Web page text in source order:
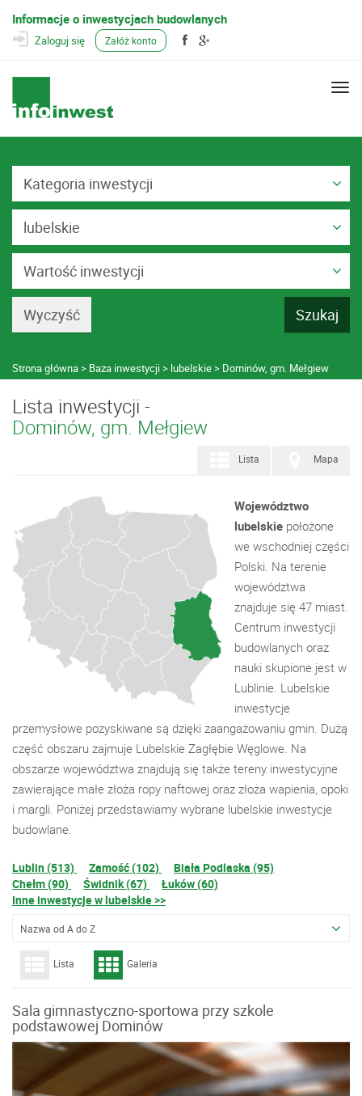
Informacje o inwestycjach budowlanych
Zaloguj się Załóż konto
Kategoria inwestycji
lubelskie
Wartość inwestycji
Strona główna Baza inwestycji lubelskie Dominów, gm. Mełgiew
Lista inwestycji -
Dominów, gm. Mełgiew
Mapa
Lista
Województwo
lubelskie położone
we wschodniej części
Polski. Na terenie
województwa
znajduje się 47 miast.
Centrum inwestycji
budowlanych oraz
nauki skupione jest w
Lublinie. Lubelskie
inwestycje
przemysłowe pozyskiwane są dzięki zaangażowaniu gmin. Dużą
część obszaru zajmuje Lubelskie Zagłębie Węglowe. Na
obszarze województwa znajdują się także tereny inwestycyjne
zawierające małe złoża ropy naftowej oraz złoża wapienia, opoki
i margli. Poniżej przedstawiamy wybrane lubelskie inwestycje
budowlane.
Lublin (513) Zamość (102)
Biała Podlaska (95)
Chełm (90)
Świdnik (67)
Łuków (60)
Inne inwestycje w lubelskie >>
Nazwa od A do Z
Lista Galeria
Sala gimnastyczno-sportowa przy szkole
podstawowej Dominów